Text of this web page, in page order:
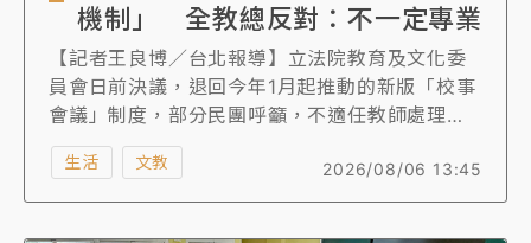
機制」 全教總反對：不一定專業
【記者王良博／台北報導】立法院教育及文化委
員會日前決議，退回今年1月起推動的新版「校事
會議」制度，部分民團呼籲，不適任教師處理應
改以第三方機制進行。對此，全國教師工會總聯
合會（全教總）今（6）日表態反對，強調應著重
案件分流、專業判斷與權責明確，而不是成立新
2026/08/06 13:45
生活 文教